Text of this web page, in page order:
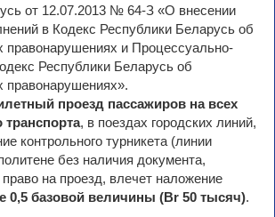
от 12.07.2013 № 64-З «О внесении
в Кодекс Республики Беларусь об
правонарушениях и Процессуально-
Республики Беларусь об
правонарушениях».
проезд пассажиров на всех
транспорта, в поездах городских линий,
контрольного турникета (линии
без наличия документа,
на проезд, влечет наложение
0,5 базовой величины (Br 50 тысяч).